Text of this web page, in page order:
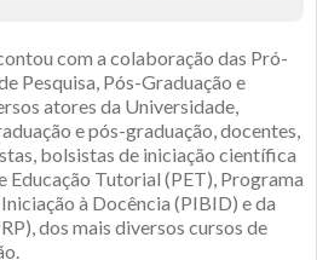
com a colaboração das Pró-
Pesquisa, Pós-Graduação e
atores da Universidade,
e pós-graduação, docentes,
bolsistas de iniciação científica
Educação Tutorial (PET), Programa
à Docência (PIBID) e da
dos mais diversos cursos de